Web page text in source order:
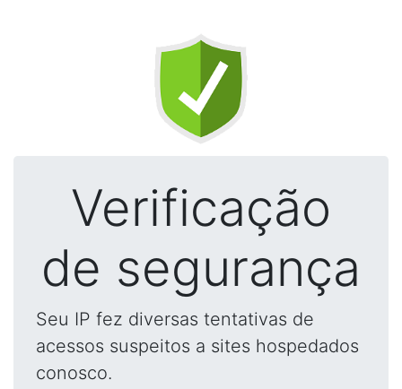
Verificação
de segurança
Seu IP fez diversas tentativas de
acessos suspeitos a sites hospedados
conosco.